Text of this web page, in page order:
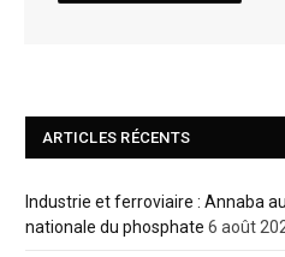
ARTICLES RÉCENTS
Industrie et ferroviaire : Annaba
nationale du phosphate 6 août